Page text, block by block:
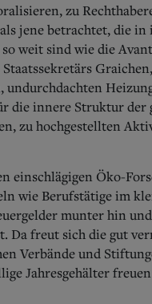
zu
jene betrachtet, die
weit sind wie die
die innere Struktur der
zu hochgestellten
einschlägigen Öko-
wie Berufstätige im
munter hin
Da freut sich die gut
Verbände und
Jahresgehälter